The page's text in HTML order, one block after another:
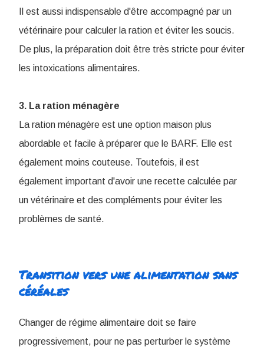
Il est aussi indispensable d'être accompagné par un
vétérinaire pour calculer la ration et éviter les soucis.
De plus, la préparation doit être très stricte pour éviter
les intoxications alimentaires.
3. La ration ménagère
La ration ménagère est une option maison plus
abordable et facile à préparer que le BARF. Elle est
également moins couteuse. Toutefois, il est
également important d'avoir une recette calculée par
un vétérinaire et des compléments pour éviter les
problèmes de santé.
Transition vers une alimentation sans
céréales
Changer de régime alimentaire doit se faire
progressivement, pour ne pas perturber le système